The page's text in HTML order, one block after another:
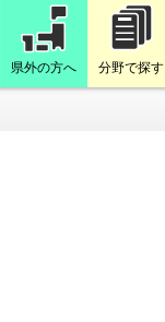
県外の方へ 分野で探す